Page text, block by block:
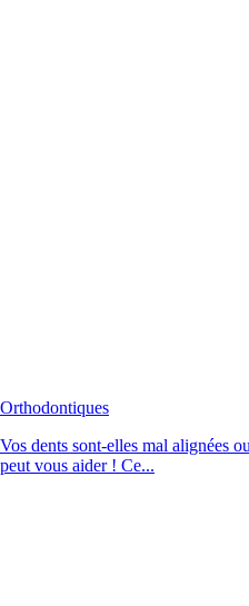
Orthodontiques
Vos dents sont-elles mal alignées
peut vous aider ! Ce...